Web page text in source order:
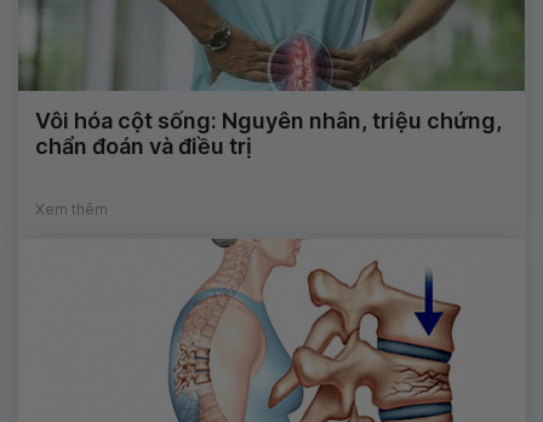
Vôi hóa cột sống: Nguyên nhân, triệu chứng,
chẩn đoán và điều trị
Xem thêm